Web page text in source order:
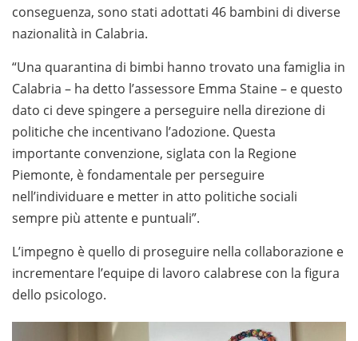
conseguenza, sono stati adottati 46 bambini di diverse
nazionalità in Calabria.
“Una quarantina di bimbi hanno trovato una famiglia in
Calabria – ha detto l’assessore Emma Staine – e questo
dato ci deve spingere a perseguire nella direzione di
politiche che incentivano l’adozione. Questa
importante convenzione, siglata con la Regione
Piemonte, è fondamentale per perseguire
nell’individuare e metter in atto politiche sociali
sempre più attente e puntuali”.
L’impegno è quello di proseguire nella collaborazione e
incrementare l’equipe di lavoro calabrese con la figura
dello psicologo.